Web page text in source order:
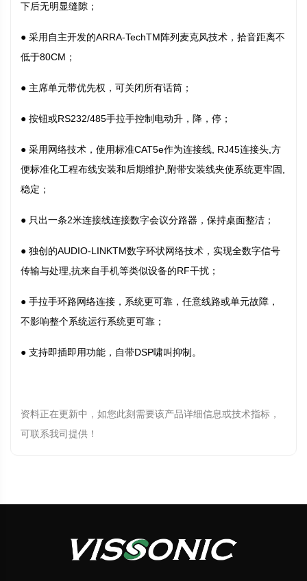
下后无明显缝隙；
● 采用自主开发的ARRA-TechTM阵列麦克风技术，拾音距离不
低于80CM；
● 主席单元带优先权，可关闭所有话筒；
● 按钮或RS232/485手拉手控制电动升，降，停；
● 采用网络技术，使用标准CAT5e作为连接线, RJ45连接头,方
便标准化工程布线安装和后期维护,附带安装线夹使系统更牢固,
稳定；
● 只出一条2米连接线连接数字会议分路器，保持桌面整洁；
● 独创的AUDIO-LINKTM数字环状网络技术，实现全数字信号
传输与处理,抗来自手机等类似设备的RF干扰；
● 手拉手环路网络连接，系统更可靠，任意线路或单元故障，
不影响整个系统运行系统更可靠；
● 支持即插即用功能，自带DSP啸叫抑制。
资料正在更新中，如您此刻需要该产品详细信息或技术指标，
可联系我司提供！